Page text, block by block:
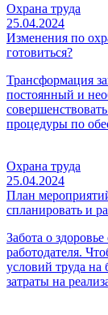
Охрана труда
25.04.2024
Изменения по
готовиться?
Трансформация
постоянный и
процедуры по
Охрана труда
25.04.2024
План
спланировать и
Забота о
работодателя.
условий труда на
затраты на